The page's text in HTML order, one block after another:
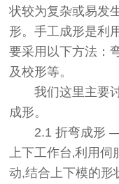
状较为复杂或易发
形。手工成形是利
要采用以下方法：
及校形等。
我们这里主要讨
成形。
2.1 折弯成形
上下工作台‚利用
动,结合上下模的形